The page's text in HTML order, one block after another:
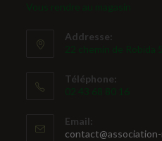
Vous rendre au magasin
Addresse:
22 chemin de
Téléphone:
02 43 68 80 16
Email: